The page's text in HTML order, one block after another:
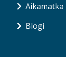
Aikamatka
Blogi